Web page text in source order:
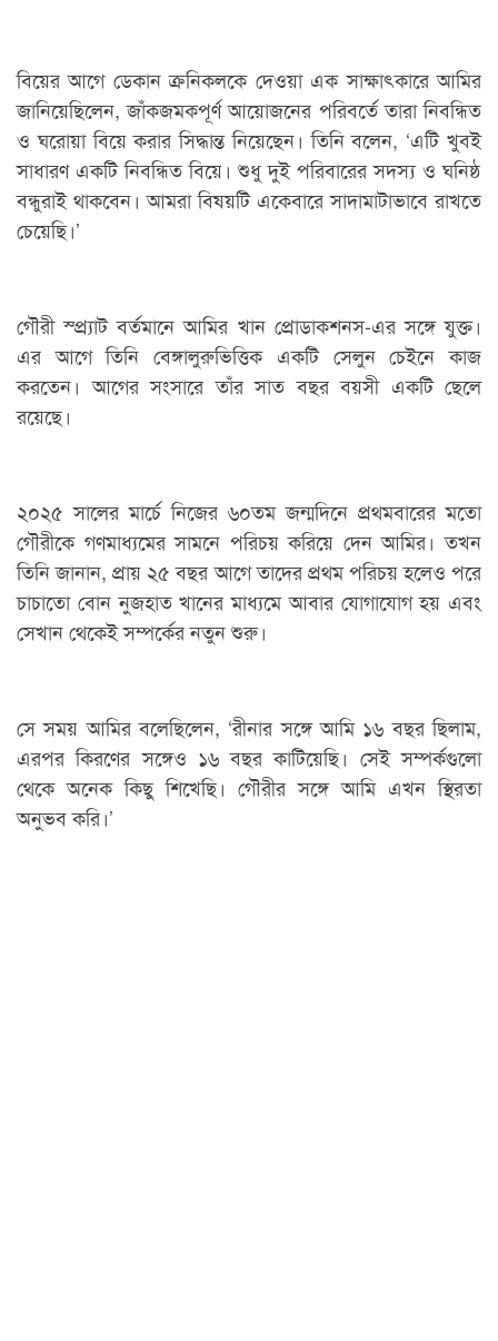
বিয়ের আগে ডেকান ক্রনিকলকে দেওয়া এক সাক্ষাৎকারে আমির
জানিয়েছিলেন, জাঁকজমকপূর্ণ আয়োজনের পরিবর্তে তারা নিবন্ধিত
ও ঘরোয়া বিয়ে করার সিদ্ধান্ত নিয়েছেন। তিনি বলেন, ‘এটি খুবই
সাধারণ একটি নিবন্ধিত বিয়ে। শুধু দুই পরিবারের সদস্য ও ঘনিষ্ঠ
বন্ধুরাই থাকবেন। আমরা বিষয়টি একেবারে সাদামাটাভাবে রাখতে
চেয়েছি।’
গৌরী স্প্র্যাট বর্তমানে আমির খান প্রোডাকশনস-এর সঙ্গে যুক্ত।
এর আগে তিনি বেঙ্গালুরুভিত্তিক একটি সেলুন চেইনে কাজ
করতেন। আগের সংসারে তাঁর সাত বছর বয়সী একটি ছেলে
রয়েছে।
২০২৫ সালের মার্চে নিজের ৬০তম জন্মদিনে প্রথমবারের মতো
গৌরীকে গণমাধ্যমের সামনে পরিচয় করিয়ে দেন আমির। তখন
তিনি জানান, প্রায় ২৫ বছর আগে তাদের প্রথম পরিচয় হলেও পরে
চাচাতো বোন নুজহাত খানের মাধ্যমে আবার যোগাযোগ হয় এবং
সেখান থেকেই সম্পর্কের নতুন শুরু।
সে সময় আমির বলেছিলেন, ‘রীনার সঙ্গে আমি ১৬ বছর ছিলাম,
এরপর কিরণের সঙ্গেও ১৬ বছর কাটিয়েছি। সেই সম্পর্কগুলো
থেকে অনেক কিছু শিখেছি। গৌরীর সঙ্গে আমি এখন স্থিরতা
অনুভব করি।’